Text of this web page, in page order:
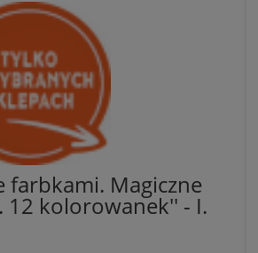
farbkami. Magiczne
12 kolorowanek'' - I.